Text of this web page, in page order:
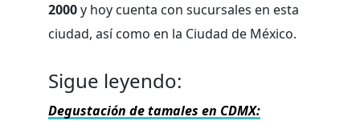
2000y hoy cuenta con sucursales en esta
ciudad, así como en la Ciudad de México.
Sigue leyendo:
Degustación de tamales en CDMX: